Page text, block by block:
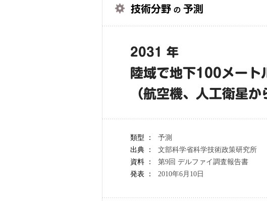
技術分野 の 予測
2031 年
陸域で地下100メート
（航空機、人工衛星か
類型 ：
予測
出典 ：
文部科学省科学技術政策研究所
資料 ：
第9回 デルファイ調査報告書
発表 ：
2010年6月10日